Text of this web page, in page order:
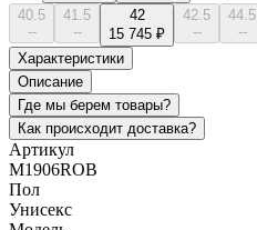
40.5
--
41.5
--
42
15 745 ₽
42.5
--
44.5
--
Характеристики
Описание
Где мы берем товары?
Как происходит доставка?
Артикул
M1906ROB
Пол
Унисекс